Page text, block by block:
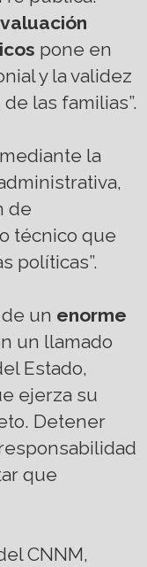
pone en
y la validez
las familias”.
la
de
técnico que
políticas”.
un enorme
un llamado
Estado,
ejerza su
Detener
que
CNNM,